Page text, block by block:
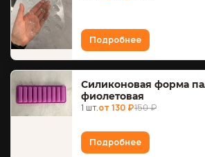
Подробнее
Силиконовая форма
фиолетовая
1 шт.от 130 ₽150 ₽
Подробнее